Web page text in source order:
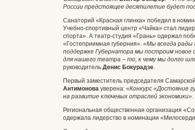
России предстоящее десятилетие будет
Санаторий «Красная глинка» победил в
Учебно-спортивный центр «Чайка» стал
спорта». А театр-студия «Грань» одержал
«Гостеприимная губерния». «Мы всегда рады
поддержке Губернатора мы построим новое
для нашего театра – то, к чему мы долго
руководитель Денис Бокурадзе.
Первый заместитель председателя
Антимонова уверена: «Конкурс «Достояние
на развитие ключевых отраслей экономики».
Региональная общественная организация
одержала лидерство в номинации